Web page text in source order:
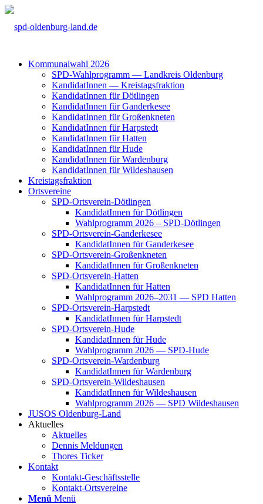
Kom­mu­nal­wahl 2026
SPD-Wahl­pro­gramm — Land­kreis Olden­burg
Kan­di­da­tIn­nen — Kreis­tags­frak­ti­on
Kan­di­da­tIn­nen für Döt­lin­gen
Kan­di­da­tIn­nen für Gan­der­ke­see
Kan­di­da­tIn­nen für Groß­enkne­ten
Kan­di­da­tIn­nen für Harp­s­tedt
Kan­di­da­tIn­nen für Hat­ten
Kan­di­da­tIn­nen für Hude
Kan­di­da­tIn­nen für War­den­burg
Kan­di­da­tIn­nen für Wil­des­hau­sen
Kreis­tags­frak­ti­on
Orts­ver­ei­ne
SPD-Orts­­ver­­ein-Döt­­lin­­gen
Kan­di­da­tIn­nen für Döt­lin­gen
Wahl­pro­gramm 2026 – SPD-Döt­lin­gen
SPD-Orts­­ver­­ein-Gan­­der­ke­­see
Kan­di­da­tIn­nen für Gan­der­ke­see
SPD-Orts­­ver­­ein-Gro­ß­en­k­ne­­ten
Kan­di­da­tIn­nen für Groß­enkne­ten
SPD-Orts­­ver­­ein-Hat­­ten
Kan­di­da­tIn­nen für Hat­ten
Wahl­pro­gramm 2026–2031 — SPD Hat­ten
SPD-Orts­­ver­­ein-Har­p­s­tedt
Kan­di­da­tIn­nen für Harp­s­tedt
SPD-Orts­­ver­­ein-Hude
Kan­di­da­tIn­nen für Hude
Wahl­pro­gramm 2026 — SPD-Hude
SPD-Orts­­ver­­ein-War­­den­­burg
Kan­di­da­tIn­nen für War­den­burg
SPD-Orts­­ver­­ein-Wil­­des­hau­­sen
Kan­di­da­tIn­nen für Wil­des­hau­sen
Wahl­pro­gramm 2026 — SPD Wil­des­hau­sen
JUSOS Olden­­burg-Land
Aktu­el­les
Aktu­el­les
Den­nis Mel­dun­gen
Tho­res Ticker
Kon­takt
Kon­­­takt-Geschäfts­­s­tel­­le
Kon­­­takt-Orts­­ver­­ei­­ne
Menü Menü